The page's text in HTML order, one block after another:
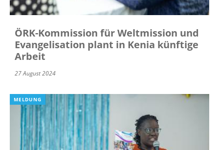
ÖRK-Kommission für Weltmission und
Evangelisation plant in Kenia künftige
Arbeit
27 August 2024
MELDUNG